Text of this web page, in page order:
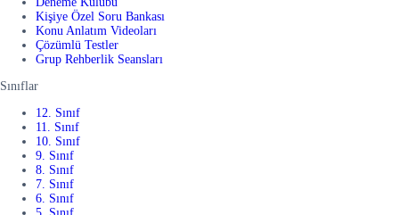
Kişiye Özel Soru Bankası
Konu Anlatım Videoları
Çözümlü Testler
Grup Rehberlik Seansları
Sınıflar
12. Sınıf
11. Sınıf
10. Sınıf
9. Sınıf
8. Sınıf
7. Sınıf
6. Sınıf